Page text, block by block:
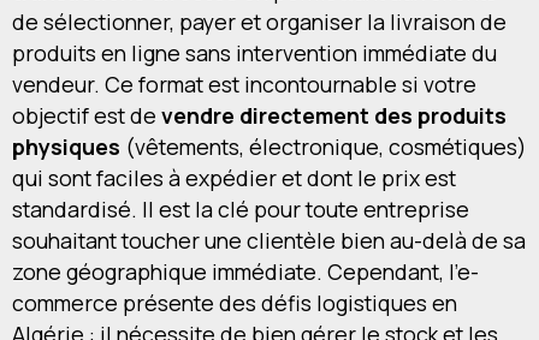
de sélectionner, payer et organiser la livraison de
produits en ligne sans intervention immédiate du
vendeur. Ce format est incontournable si votre
objectif est de vendre directement des produits
physiques (vêtements, électronique, cosmétiques)
qui sont faciles à expédier et dont le prix est
standardisé. Il est la clé pour toute entreprise
souhaitant toucher une clientèle bien au-delà de sa
zone géographique immédiate. Cependant, l'e-
commerce présente des défis logistiques en
Algérie : il nécessite de bien gérer le stock et les